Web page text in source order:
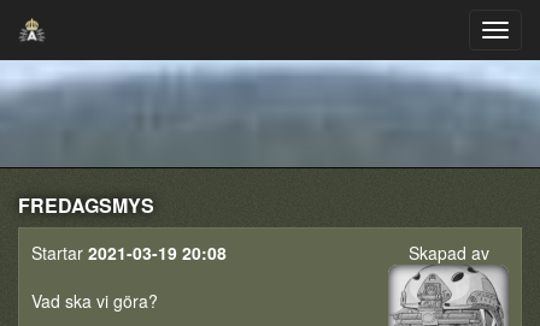
FREDAGSMYS
Skapad av
Startar 2021-03-19 20:08
Vad ska vi göra?